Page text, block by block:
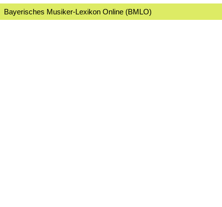
Bayerisches Musiker-Lexikon Online (BMLO)